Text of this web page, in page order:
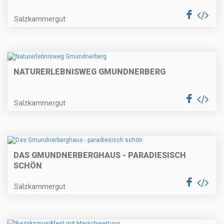
Salzkammergut
NATURERLEBNISWEG GMUNDNERBERG
Salzkammergut
DAS GMUNDNERBERGHAUS - PARADIESISCH
SCHÖN
Salzkammergut